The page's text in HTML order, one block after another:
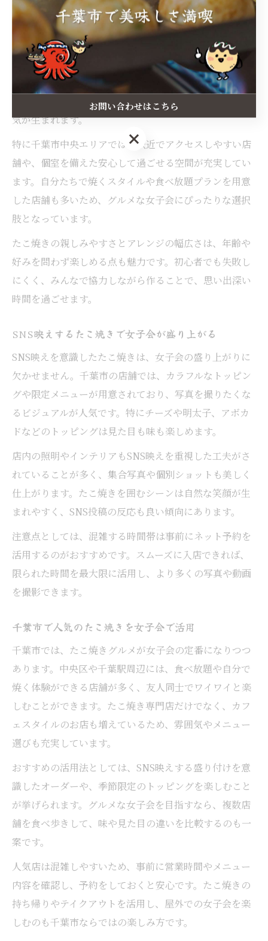
たこ焼きが女子会に選ばれる理由に迫る
たこ焼きは千葉県千葉市の女子会で高い人気を誇りま
す。その理由は、手軽にシェアできることや、みんなで
作る楽しさがあるためです。さらに、焼きたてを囲むこ
とで自然と会話が弾み、参加者全員が主役になれる雰囲
気が生まれます。
特に千葉市中央エリアでは、駅近でアクセスしやすい店
舗や、個室を備えた安心して過ごせる空間が充実してい
ます。自分たちで焼くスタイルや食べ放題プランを用意
した店舗も多いため、グルメな女子会にぴったりな選択
肢となっています。
たこ焼きの親しみやすさとアレンジの幅広さは、年齢や
好みを問わず楽しめる点も魅力です。初心者でも失敗し
にくく、みんなで協力しながら作ることで、思い出深い
時間を過ごせます。
SNS映えするたこ焼きで女子会が盛り上がる
SNS映えを意識したたこ焼きは、女子会の盛り上がりに
欠かせません。千葉市の店舗では、カラフルなトッピン
グや限定メニューが用意されており、写真を撮りたくな
るビジュアルが人気です。特にチーズや明太子、アボカ
ドなどのトッピングは見た目も味も楽しめます。
店内の照明やインテリアもSNS映えを重視した工夫がさ
れていることが多く、集合写真や個別ショットも美しく
仕上がります。たこ焼きを囲むシーンは自然な笑顔が生
まれやすく、SNS投稿の反応も良い傾向にあります。
注意点としては、混雑する時間帯は事前にネット予約を
活用するのがおすすめです。スムーズに入店できれば、
限られた時間を最大限に活用し、より多くの写真や動画
を撮影できます。
千葉市で人気のたこ焼きを女子会で活用
千葉市では、たこ焼きグルメが女子会の定番になりつつ
あります。中央区や千葉駅周辺には、食べ放題や自分で
焼く体験ができる店舗が多く、友人同士でワイワイと楽
しむことができます。たこ焼き専門店だけでなく、カフ
ェスタイルのお店も増えているため、雰囲気やメニュー
選びも充実しています。
おすすめの活用法としては、SNS映えする盛り付けを意
識したオーダーや、季節限定のトッピングを楽しむこと
が挙げられます。グルメな女子会を目指すなら、複数店
舗を食べ歩きして、味や見た目の違いを比較するのも一
案です。
人気店は混雑しやすいため、事前に営業時間やメニュー
内容を確認し、予約をしておくと安心です。たこ焼きの
持ち帰りやテイクアウトを活用し、屋外での女子会を楽
しむのも千葉市ならではの楽しみ方です。
お問い合わせはこちら
お問い合わせはこちら